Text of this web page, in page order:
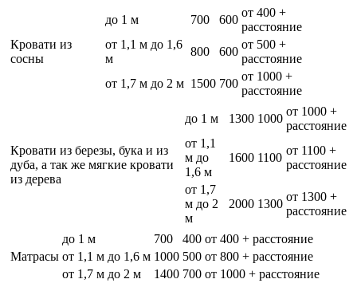
Кровати из
сосны
до 1 м 700 600
от 400 +
расстояние
от 1,1 м до 1,6
м
800 600
от 500 +
расстояние
от 1,7 м до 2 м 1500 700
от 1000 +
расстояние
Кровати из березы, бука и из
дуба, а так же мягкие кровати
из дерева
до 1 м 1300 1000
от 1000 +
расстояние
от 1,1
м до
1,6 м
1600 1100
от 1100 +
расстояние
от 1,7
м до 2
м
2000 1300
от 1300 +
расстояние
Матрасы
до 1 м 700 400 от 400 + расстояние
от 1,1 м до 1,6 м 1000 500 от 800 + расстояние
от 1,7 м до 2 м
1400 700 от 1000 + расстояние